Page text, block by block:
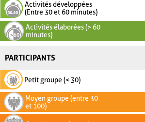
Activités développées
(Entre 30 et 60 minutes)
Activités élaborées (> 60
minutes)
PARTICIPANTS
Petit groupe (< 30)
Moyen groupe (entre 30
et 100)